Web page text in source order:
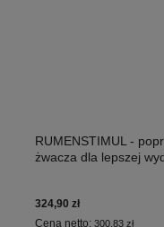
RUMENSTIMUL -
żwacza dla lepszej
324,90 zł
Cena netto: 300,83 zł